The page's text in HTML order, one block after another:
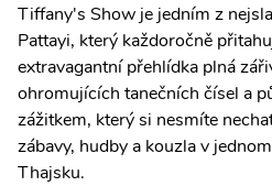
Tiffany's Show je jedním z
Pattayi, který každoročně
extravagantní přehlídka plná
ohromujících tanečních čísel a
zážitkem, který si nesmíte
zábavy, hudby a kouzla v
Thajsku.